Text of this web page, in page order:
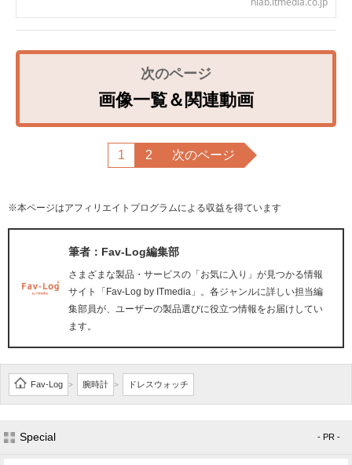
画像一覧＆関連動画
1 2 次のページ
※本ページはアフィリエイトプログラムによる収益を得ています
筆者：Fav-Log編集部
さまざまな製品・サービスの「お気に入り」が見つかる情報
サイト「Fav-Log by ITmedia」。各ジャンルに詳しい担当編
集部員が、ユーザーの製品選びに役立つ情報をお届けしてい
ます。
Fav-Log > 腕時計 > ドレスウォッチ
Special - PR -